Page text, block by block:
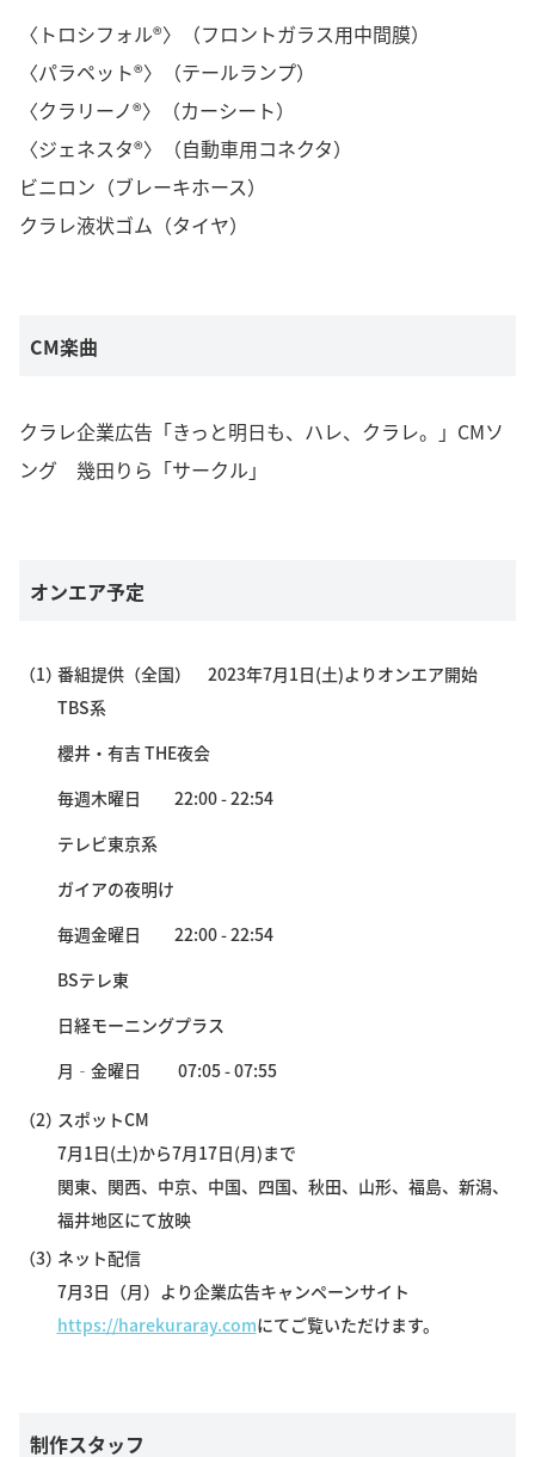
〈トロシフォル®〉（フロントガラス用中間膜）
〈パラペット®〉（テールランプ）
〈クラリーノ®〉（カーシート）
〈ジェネスタ®〉（自動車用コネクタ）
ビニロン（ブレーキホース）
クラレ液状ゴム（タイヤ）
CM楽曲
クラレ企業広告「きっと明日も、ハレ、クラレ。」CMソ
ング 幾田りら「サークル」
オンエア予定
（1）番組提供（全国） 2023年7月1日(土)よりオンエア開始
TBS系
櫻井・有吉 THE夜会
毎週木曜日 22:00 - 22:54
テレビ東京系
ガイアの夜明け
毎週金曜日 22:00 - 22:54
BSテレ東
日経モーニングプラス
月‐金曜日 07:05 - 07:55
（2）スポットCM
7月1日(土)から7月17日(月)まで
関東、関西、中京、中国、四国、秋田、山形、福島、新潟、
福井地区にて放映
（3）ネット配信
7月3日（月）より企業広告キャンペーンサイト
https://harekuraray.comにてご覧いただけます。
制作スタッフ